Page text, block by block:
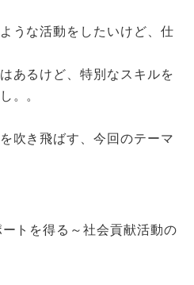
うな活動をしたいけど、仕
あるけど、特別なスキルを
。。
吹き飛ばす、今回のテーマ
トを得る～社会貢献活動の